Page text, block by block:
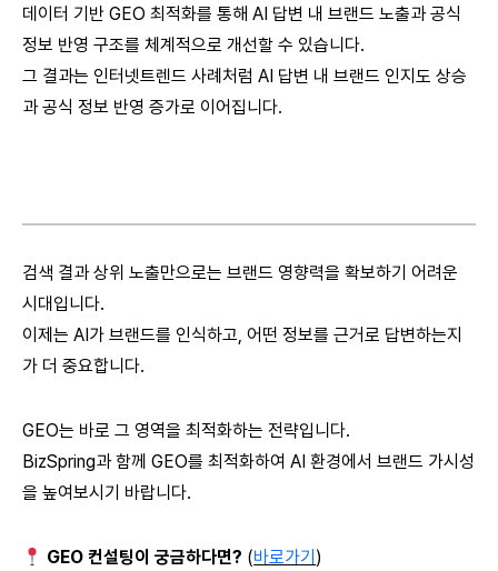
데이터 기반 GEO 최적화를 통해 AI 답변 내 브랜드 노출과 공식
정보 반영 구조를 체계적으로 개선할 수 있습니다.
그 결과는 인터넷트렌드 사례처럼 AI 답변 내 브랜드 인지도 상승
과 공식 정보 반영 증가로 이어집니다.
검색 결과 상위 노출만으로는 브랜드 영향력을 확보하기 어려운
시대입니다.
이제는 AI가 브랜드를 인식하고, 어떤 정보를 근거로 답변하는지
가 더 중요합니다.
GEO는 바로 그 영역을 최적화하는 전략입니다.
BizSpring과 함께 GEO를 최적화하여 AI 환경에서 브랜드 가시성
을 높여보시기 바랍니다.
GEO 컨설팅이 궁금하다면? (바로가기 )